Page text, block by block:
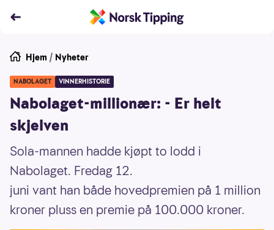
Hjem / Nyheter
NABOLAGET VINNERHISTORIE
Nabolaget-millionær: - Er helt
skjelven
Sola-mannen hadde kjøpt to lodd i
Nabolaget. Fredag 12.
juni vant han både hovedpremien på 1 million
kroner pluss en premie på 100.000 kroner.